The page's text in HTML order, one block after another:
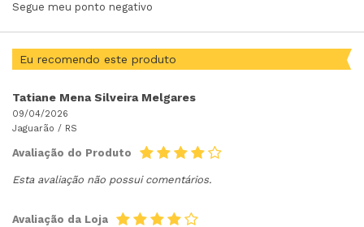
Segue meu ponto negativo
Eu recomendo este produto
Tatiane Mena Silveira Melgares
09/04/2026
Jaguarão / RS
Avaliação do Produto
Esta avaliação não possui comentários.
Avaliação da Loja